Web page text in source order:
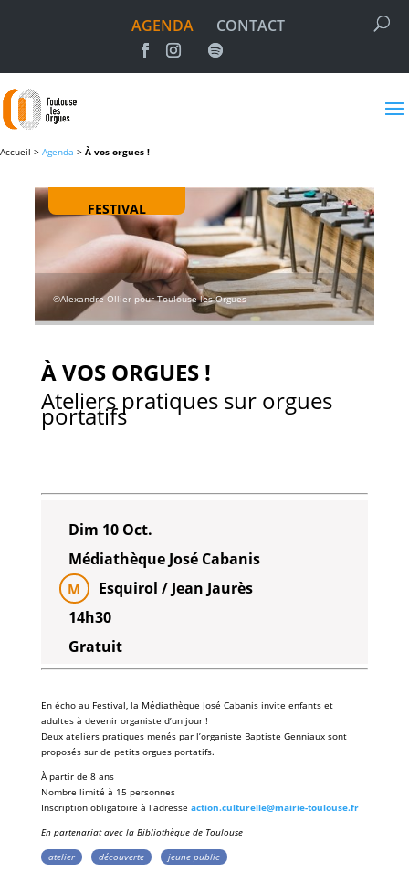
AGENDA CONTACT
Accueil > Agenda > À vos orgues !
FESTIVAL
©Alexandre Ollier pour Toulouse les Orgues
À VOS ORGUES !
Ateliers pratiques sur orgues
portatifs
Dim 10 Oct.
Médiathèque José Cabanis
M
Esquirol / Jean Jaurès
14h30
Gratuit
En écho au Festival, la Médiathèque José Cabanisinvite enfants et
adultes à devenir organiste d’un jour !
Deux ateliers pratiquesmenés par l’organiste Baptiste Genniauxsont
proposés sur de petits orgues portatifs.
Àpartir de 8 ans
Nombre limité à 15 personnes
Inscription obligatoire à l’adresse action.culturelle@mairie-toulouse.fr
En partenariat avec la Bibliothèque de Toulouse
atelier
découverte jeune public